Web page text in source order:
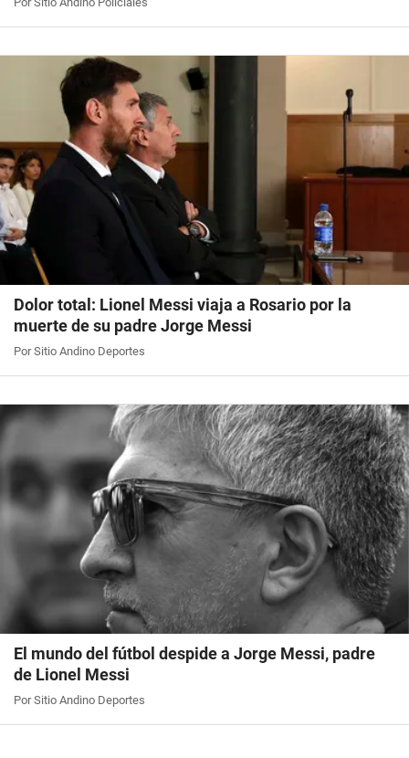
Dolor total: Lionel Messi viaja a Rosario por la
muerte de su padre Jorge Messi
Por Sitio Andino Deportes
El mundo del fútbol despide a Jorge Messi, padre
de Lionel Messi
Por Sitio Andino Deportes